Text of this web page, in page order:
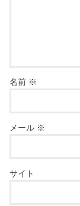
名前 ※
メール ※
サイト